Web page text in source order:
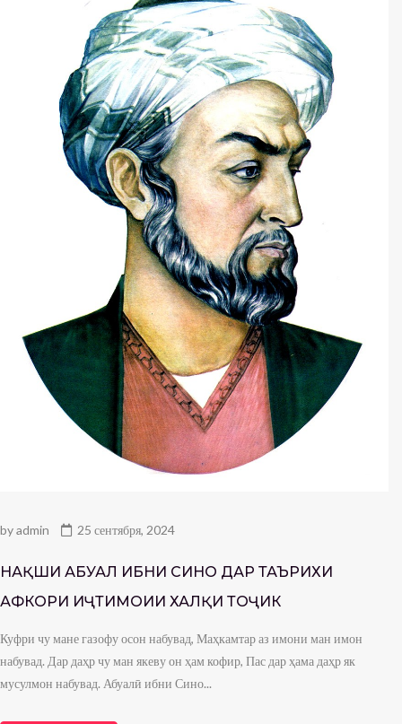
byadmin 25 сентября, 2024
НАҚШИ АБУАЛӢ ИБНИ СИНО ДАР ТАЪРИХИ
АФКОРИ ИҶТИМОИИ ХАЛҚИ ТОҶИК
Куфри чу мане газофу осон набувад, Маҳкамтар аз имони ман имон
набувад. Дар даҳр чу ман якеву он ҳам кофир, Пас дар ҳама даҳр як
мусулмон набувад. Абуалӣ ибни Сино...